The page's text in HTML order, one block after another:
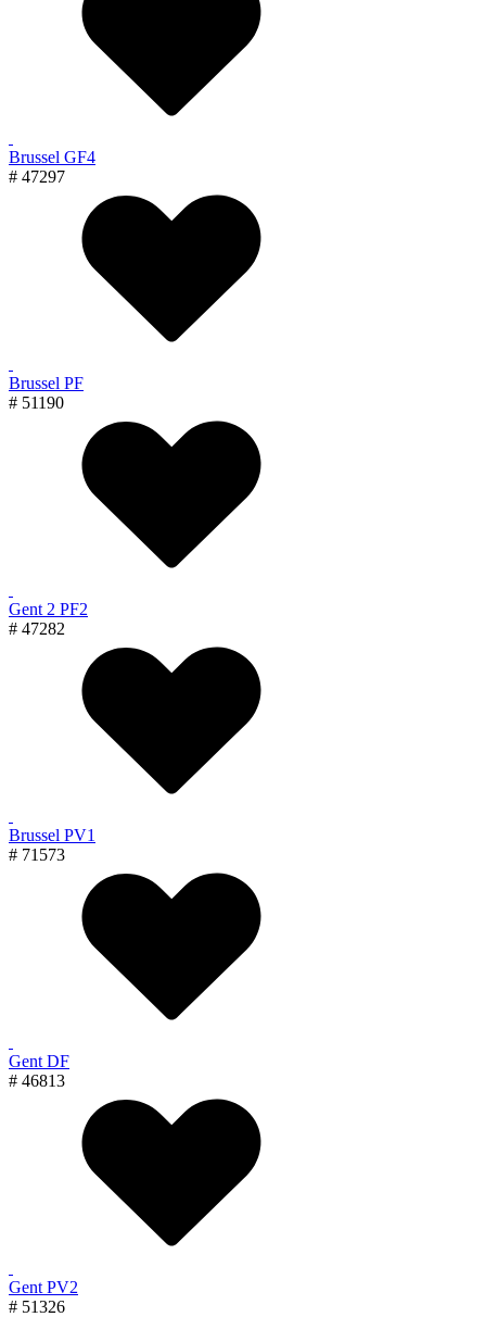
Brussel GF4
# 47297
Brussel PF
# 51190
Gent 2 PF2
# 47282
Brussel PV1
# 71573
Gent DF
# 46813
Gent PV2
# 51326